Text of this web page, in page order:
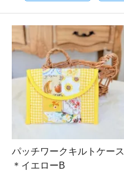
パッチワークキルトケース
＊イエローB